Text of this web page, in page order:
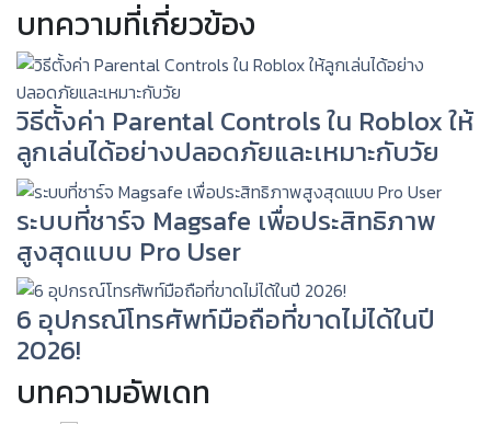
บทความที่เกี่ยวข้อง
วิธีตั้งค่า Parental Controls ใน Roblox ให้
ลูกเล่นได้อย่างปลอดภัยและเหมาะกับวัย
ระบบที่ชาร์จ Magsafe เพื่อประสิทธิภาพ
สูงสุดแบบ Pro User
6 อุปกรณ์โทรศัพท์มือถือที่ขาดไม่ได้ในปี
2026!
บทความอัพเดท